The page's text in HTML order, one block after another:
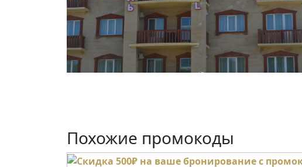
Похожие промокоды